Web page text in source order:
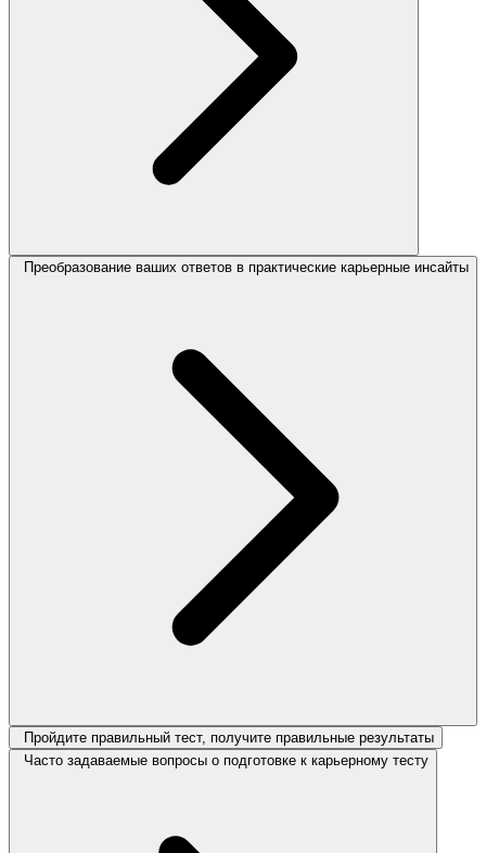
Преобразование ваших ответов в практические карьерные инсайты
Пройдите правильный тест, получите правильные результаты
Часто задаваемые вопросы о подготовке к карьерному тесту